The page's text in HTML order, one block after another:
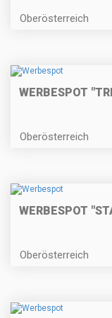
Oberösterreich
WERBESPOT
Oberösterreich
WERBESPOT
Oberösterreich